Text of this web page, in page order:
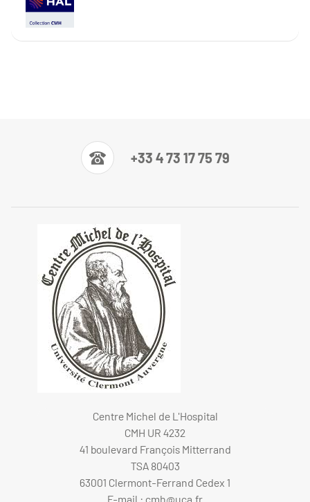
+33 4 73 17 75 79
Centre Michel de L'Hospital
CMH UR 4232
41 boulevard François Mitterrand
TSA 80403
63001 Clermont-Ferrand Cedex 1
E-mail : cmh@uca.fr